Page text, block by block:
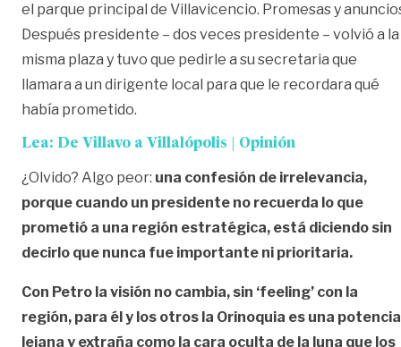
el parque principal de Villavicencio. Promesas y
Después presidente – dos veces presidente – volvió a la
misma plaza y tuvo que pedirle a su secretaria que
llamara a un dirigente local para que le recordara qué
había prometido.
Lea: De Villavo a Villalópolis | Opinión
¿Olvido? Algo peor: una confesión de irrelevancia,
porque cuando un presidente no recuerda lo que
prometió a una región estratégica, está diciendo sin
decirlo que nunca fue importante ni prioritaria.
Con Petro la visión no cambia, sin ‘feeling’ con la
región, para él y los otros la Orinoquia es una potencia
lejana y extraña como la cara oculta de la luna que los